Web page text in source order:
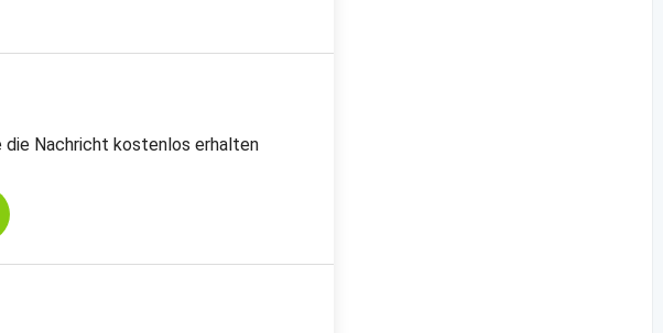
die Nachricht kostenlos erhalten